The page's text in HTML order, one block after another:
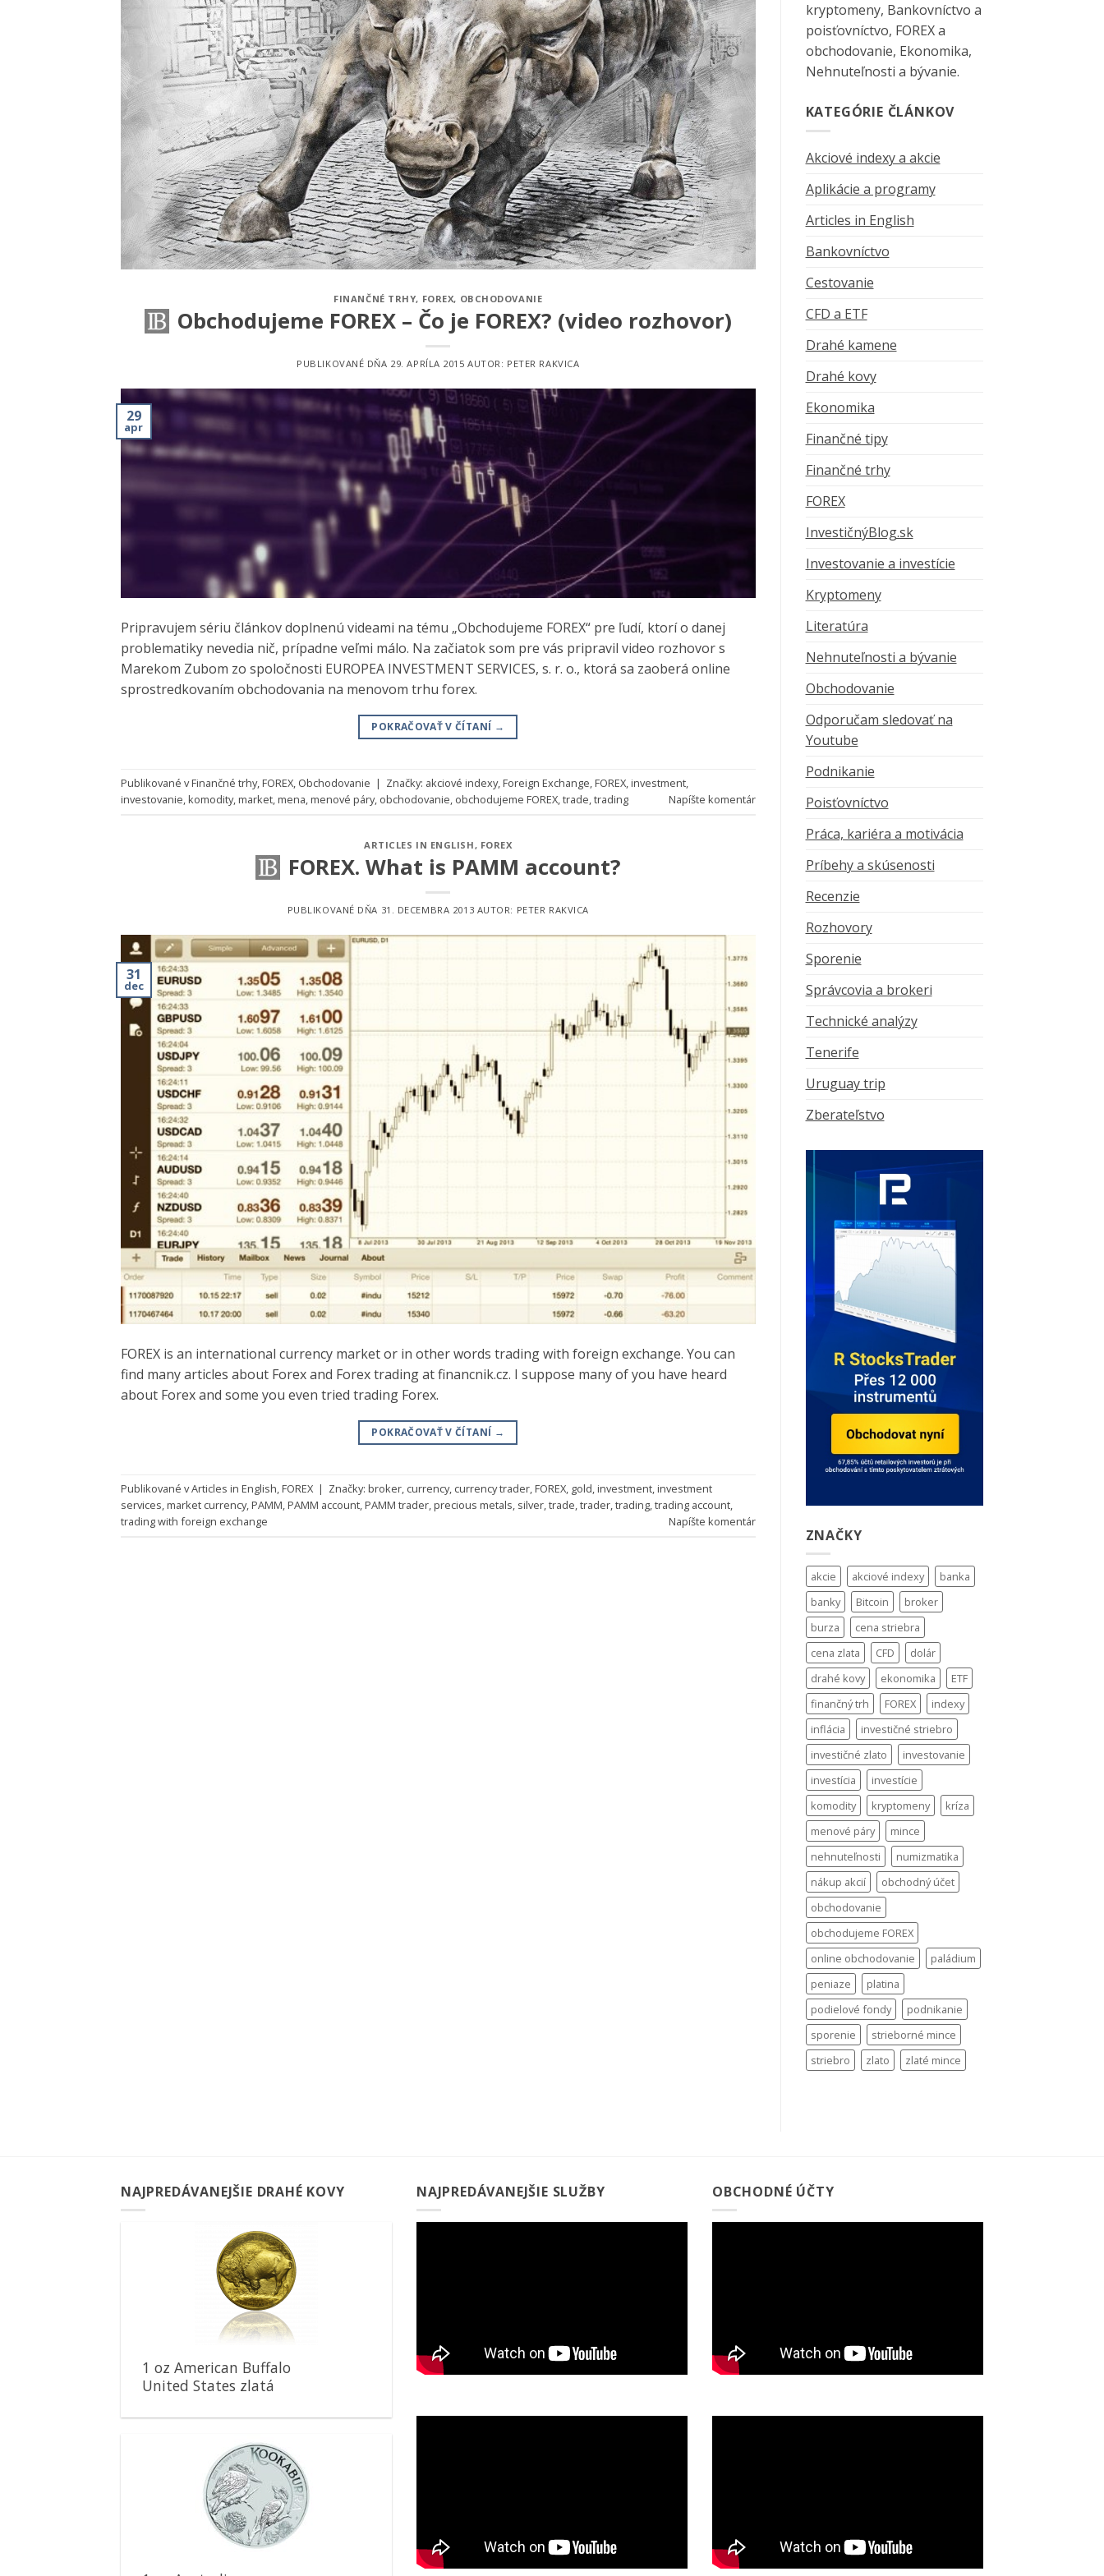
FINANČNÉ TRHY, FOREX, OBCHODOVANIE
Obchodujeme FOREX – Čo je FOREX? (video rozhovor)
PUBLIKOVANÉ DŇA 29. APRÍLA 2015 AUTOR: PETER RAKVICA
29
apr
Pripravujem sériu článkov doplnenú videami na tému „Obchodujeme FOREX“ pre ľudí, ktorí o danej
problematiky nevedia nič, prípadne veľmi málo. Na začiatok som pre vás pripravil video rozhovor s
Marekom Zubom zo spoločnosti EUROPEA INVESTMENT SERVICES, s. r. o., ktorá sa zaoberá online
sprostredkovaním obchodovania na menovom trhu forex.
POKRAČOVAŤ V ČÍTANÍ →
Publikované vFinančné trhy,FOREX, Obchodovanie | Značky: akciové indexy,Foreign Exchange,FOREX,investment,
investovanie,komodity,market,mena,menové páry, obchodovanie, obchodujeme FOREX,trade,trading Napíšte komentár
ARTICLES IN ENGLISH , FOREX
FOREX. What is PAMM account?
PUBLIKOVANÉ DŇA 31. DECEMBRA 2013 AUTOR: PETER RAKVICA
31
dec
FOREX is an international currency market or in other words trading with foreign exchange. You can
find many articles about Forex and Forex trading at financnik.cz. I suppose many of you have heard
about Forex and some you even tried trading Forex.
POKRAČOVAŤ V ČÍTANÍ →
Publikované vArticles in English,FOREX | Značky: broker, currency, currency trader,FOREX, gold,investment,investment
services,market currency,PAMM,PAMM account,PAMM trader,precious metals, silver,trade,trader,trading,trading account,
trading with foreign exchange
Napíšte komentár
kryptomeny, Bankovníctvo a
poisťovníctvo, FOREX a
obchodovanie, Ekonomika,
Nehnuteľnosti a bývanie.
KATEGÓRIE ČLÁNKOV
Akciové indexy a akcie
Aplikácie a programy
Articles in English
Bankovníctvo
Cestovanie
CFD a ETF
Drahé kamene
Drahé kovy
Ekonomika
Finančné tipy
Finančné trhy
FOREX
InvestičnýBlog.sk
Investovanie a investície
Kryptomeny
Literatúra
Nehnuteľnosti a bývanie
Obchodovanie
Odporučam sledovať na
Youtube
Podnikanie
Poisťovníctvo
Práca, kariéra a motivácia
Príbehy a skúsenosti
Recenzie
Rozhovory
Sporenie
Správcovia a brokeri
Technické analýzy
Tenerife
Uruguay trip
Zberateľstvo
ZNAČKY
akcie akciové indexy
banka
banky
Bitcoin
broker
burza
cena striebra
cena zlata
CFD
dolár
drahé kovy
ekonomika
ETF
finančný trh
FOREX
indexy
inflácia
investičné striebro
investičné zlato
investovanie
investícia
investície
komodity
kryptomeny
kríza
menové páry
mince
nehnuteľnosti
numizmatika
nákup akcií
obchodný účet
obchodovanie
obchodujeme FOREX
online obchodovanie
paládium
peniaze
platina
podielové fondy
podnikanie
sporenie
strieborné mince
striebro
zlato zlaté mince
NAJPREDÁVANEJŠIE DRAHÉ KOVY
Pridať k
obľúbeným
1 oz American Buffalo
United States zlatá
Pridať k
obľúbeným
NAJPREDÁVANEJŠIE SLUŽBY OBCHODNÉ ÚČTY